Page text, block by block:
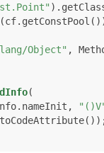
Object" ,
(